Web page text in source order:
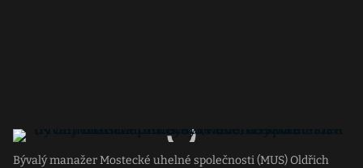
Bývalý manažer Mostecké uhelné společnosti (MUS) Oldřich